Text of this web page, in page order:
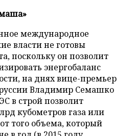
международное
власти не готовы
поскольку он позволит
энергобаланс
на днях вице-премьер
Владимир Семашко
в строй позволит
кубометров газа или
того объема, который